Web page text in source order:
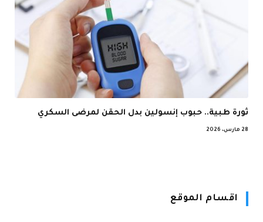
ثورة طبية.. حبوب إنسولين بدل الحقن لمرضى السكري
28 مارس، 2026
اقسام الموقع